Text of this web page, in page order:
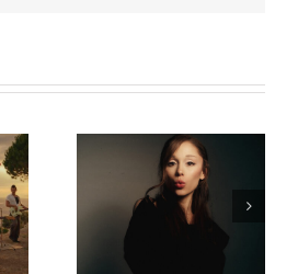
Ariana Grande objavila
osmi studijski album